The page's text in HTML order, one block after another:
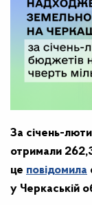
За січень-
отримали
це повідомила
у Черкаській